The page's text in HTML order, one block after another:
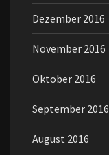
Dezember 2016
November 2016
Oktober 2016
September 2016
August 2016